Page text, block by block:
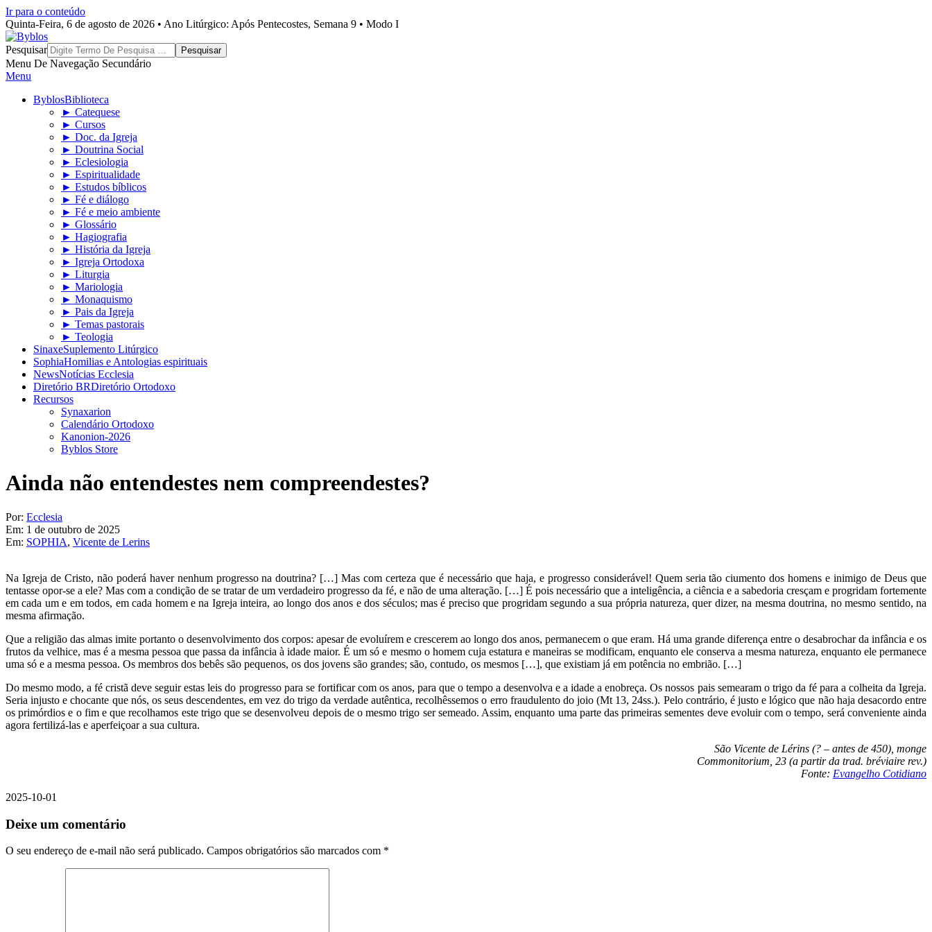
Ir para o conteúdo
Quinta-Feira, 6 de agosto de 2026 • Ano Litúrgico: Após Pentecostes, Semana 9 • Modo I
Byblos
Pesquisar
Menu De Navegação Secundário
Menu
ByblosBiblioteca
► Catequese
► Cursos
► Doc. da Igreja
► Doutrina Social
► Eclesiologia
► Espiritualidade
► Estudos bíblicos
► Fé e diálogo
► Fé e meio ambiente
► Glossário
► Hagiografia
► História da Igreja
► Igreja Ortodoxa
► Liturgia
► Mariologia
► Monaquismo
► Pais da Igreja
► Temas pastorais
► Teologia
SinaxeSuplemento Litúrgico
SophiaHomilias e Antologias espirituais
NewsNotícias Ecclesia
Diretório BRDiretório Ortodoxo
Recursos
Synaxarion
Calendário Ortodoxo
Kanonion-2026
Byblos Store
Ainda não entendestes nem compreendestes?
Por: Ecclesia
Em: 1 de outubro de 2025
Em: SOPHIA, Vicente de Lerins
Na Igreja de Cristo, não poderá haver nenhum progresso na doutrina? […] Mas com certeza que é necessário que haja, e progresso considerável! Quem seria tão ciumento dos homens e inimigo de Deus que
tentasse opor-se a ele? Mas com a condição de se tratar de um verdadeiro progresso da fé, e não de uma alteração. […] É pois necessário que a inteligência, a ciência e a sabedoria cresçam e progridam fortemente
em cada um e em todos, em cada homem e na Igreja inteira, ao longo dos anos e dos séculos; mas é preciso que progridam segundo a sua própria natureza, quer dizer, na mesma doutrina, no mesmo sentido, na
mesma afirmação.
Que a religião das almas imite portanto o desenvolvimento dos corpos: apesar de evoluírem e crescerem ao longo dos anos, permanecem o que eram. Há uma grande diferença entre o desabrochar da infância e os
frutos da velhice, mas é a mesma pessoa que passa da infância à idade maior. É um só e mesmo o homem cuja estatura e maneiras se modificam, enquanto ele conserva a mesma natureza, enquanto ele permanece
uma só e a mesma pessoa. Os membros dos bebês são pequenos, os dos jovens são grandes; são, contudo, os mesmos […], que existiam já em potência no embrião. […]
Do mesmo modo, a fé cristã deve seguir estas leis do progresso para se fortificar com os anos, para que o tempo a desenvolva e a idade a enobreça. Os nossos pais semearam o trigo da fé para a colheita da Igreja.
Seria injusto e chocante que nós, os seus descendentes, em vez do trigo da verdade autêntica, recolhêssemos o erro fraudulento do joio (Mt 13, 24ss.). Pelo contrário, é justo e lógico que não haja desacordo entre
os primórdios e o fim e que recolhamos este trigo que se desenvolveu depois de o mesmo trigo ser semeado. Assim, enquanto uma parte das primeiras sementes deve evoluir com o tempo, será conveniente ainda
agora fertilizá-las e aperfeiçoar a sua cultura.
São Vicente de Lérins (? – antes de 450), monge
Commonitorium, 23 (a partir da trad. bréviaire rev.)
Fonte: Evangelho Cotidiano
2025-10-01
Deixe um comentário
O seu endereço de e-mail não será publicado. Campos obrigatórios são marcados com *